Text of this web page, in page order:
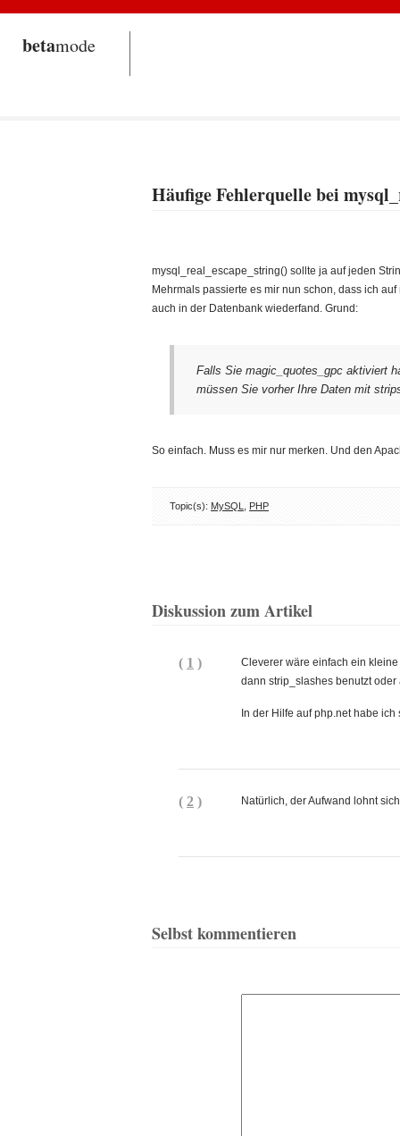
betamode
Häufige Fehlerquelle bei
mysql_real_escape_string() sollte ja auf jeden
Mehrmals passierte es mir nun schon, dass ich
auch in der Datenbank wiederfand. Grund:
Falls Sie magic_quotes_gpc aktiviert
müssen Sie vorher Ihre Daten mit
So einfach. Muss es mir nur merken. Und den
Topic(s): MySQL PHP
Diskussion zum Artikel
( 1 )
Cleverer wäre einfach ein
dann strip_slashes benutzt
In der Hilfe auf php.net habe
( 2 ) Natürlich, der Aufwand lohnt
Selbst kommentieren